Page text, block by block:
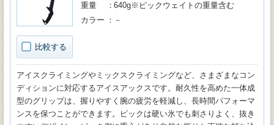
比較する
重量
640g※ピックウェイトの重量含む
カラー
－
アイスクライミングやミックスクライミングなど、さまざまなコン
ディションに対応するアイスアックスです。耐久性を高めた一体成
型のグリップは、握りやすく腕の疲労を軽減し、長時間パフォーマ
ンスを保つことができます。ピックは硬い氷でも刺さりよく、抜き